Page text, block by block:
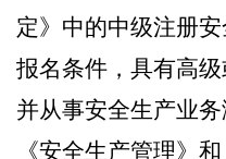
定》中的中级注册
报名条件，具有高
并从事安全生产业务
《安全生产管理》